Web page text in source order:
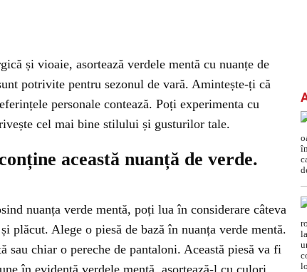
și vioaie, asortează verdele mentă cu nuanțe de
potrivite pentru sezonul de vară. Amintește-ți că
personale contează. Poți experimenta cu
cel mai bine stilului și gusturilor tale.
această nuanță de verde.
nuanța verde mentă, poți lua în considerare câteva
plăcut. Alege o piesă de bază în nuanța verde mentă.
sau chiar o pereche de pantaloni. Această piesă va fi
în evidență verdele mentă, asortează-l cu culori